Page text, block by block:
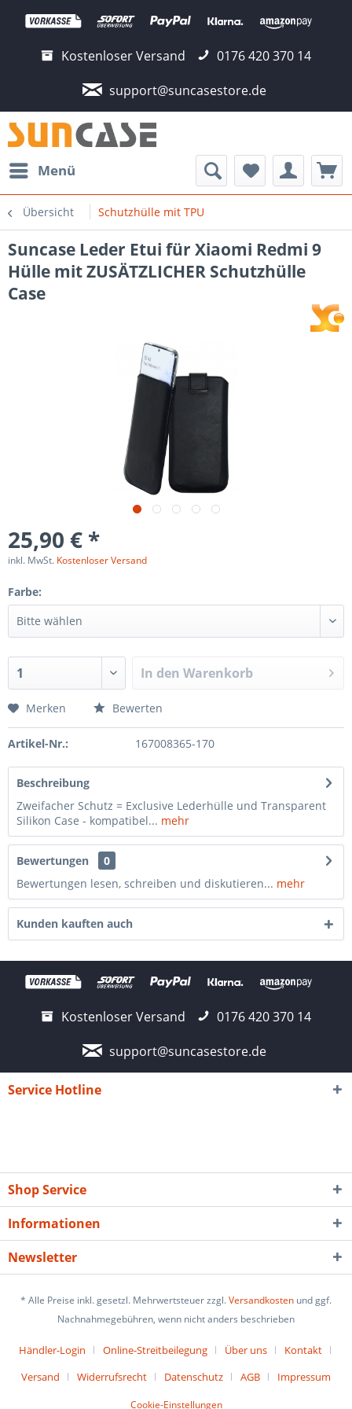
Kostenloser Versand
0176 420 370 14
support@suncasestore.de
Menü
Übersicht Schutzhülle mit TPU
Suncase Leder Etui für Xiaomi Redmi 9
Hülle mit ZUSÄTZLICHER Schutzhülle
Case
25,90 € *
inkl. MwSt. Kostenloser Versand
Farbe:
In den Warenkorb
Merken Bewerten
Artikel-Nr.: 167008365-170
Beschreibung
Zweifacher Schutz = Exclusive Lederhülle und Transparent
Silikon Case - kompatibel... mehr
Bewertungen
0
Bewertungen lesen, schreiben und diskutieren... mehr
Kunden kauften auch
Kostenloser Versand
0176 420 370 14
support@suncasestore.de
Service Hotline
Shop Service
Informationen
Newsletter
* Alle Preise inkl. gesetzl. Mehrwertsteuer zzgl.Versandkosten und ggf.
Nachnahmegebühren, wenn nicht anders beschrieben
Händler-Login Online-Streitbeilegung Über uns
Kontakt
Versand
Widerrufsrecht Datenschutz AGB Impressum
Cookie-Einstellungen